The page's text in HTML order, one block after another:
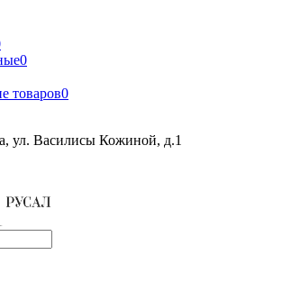
0
товаров0
ул. Василисы Кожиной, д.1